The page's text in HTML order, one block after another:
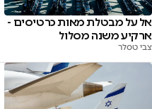
אל על מבטלת מאות כרטיסים -
ארקיע משנה מסלול
צבי טסלר